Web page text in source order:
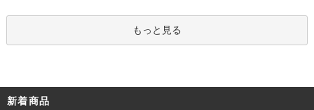
もっと見る
新着商品